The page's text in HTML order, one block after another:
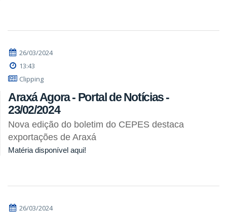
26/03/2024
13:43
Clipping
Araxá Agora - Portal de Notícias -
23/02/2024
Nova edição do boletim do CEPES destaca
exportações de Araxá
Matéria disponível aqui!
26/03/2024